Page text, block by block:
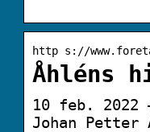
http s://
Åhléns
10 feb. 2022
Johan